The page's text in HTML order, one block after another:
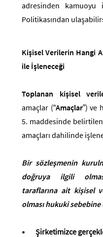
adresinden kamuoyu
Politikasından
Kişisel Verilerin Hangi
ile İşleneceği
Toplanan kişisel
amaçlar (“Amaçlar”)ve
5. maddesinde
amaçları dahilinde
Bir sözleşmenin
doğruya ilgili
taraflarına ait kişisel
olması hukuki sebebine
Şirketimizce